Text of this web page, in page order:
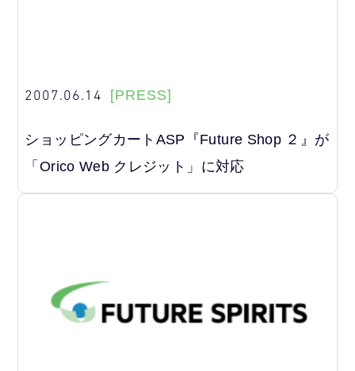
2007.06.14 [PRESS]
ショッピングカートASP『Future Shop ２』が
「Orico Web クレジット」に対応